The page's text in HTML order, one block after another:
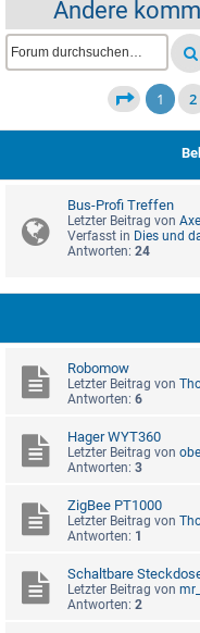
Andere
1 2
Bus-Profi Treffen
Letzter Beitrag von
Verfasst in Dies und
Antworten: 24
Robomow
Letzter Beitrag von
Antworten: 6
Hager WYT360
Letzter Beitrag von
Antworten: 3
ZigBee PT1000
Letzter Beitrag von
Antworten: 1
Schaltbare
Letzter Beitrag von
Antworten: 2